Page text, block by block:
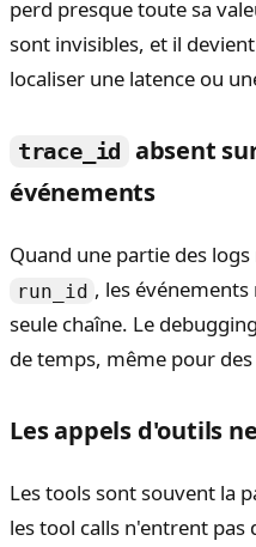
perd presque toute sa
sont invisibles, et il
localiser une latence ou
trace_id absent
événements
Quand une partie des logs
run_id , les
seule chaîne. Le
de temps, même pour
Les appels d'outils
Les tools sont souvent la
les tool calls n'entrent pas